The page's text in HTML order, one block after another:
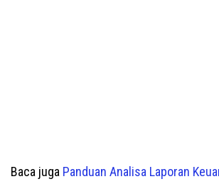
Baca juga Panduan Analisa Laporan